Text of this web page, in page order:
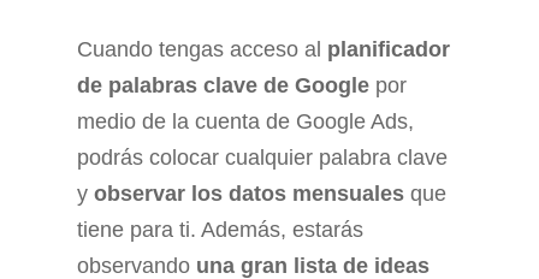
Cuando tengas acceso al planificador
de palabras clave de Google por
medio de la cuenta de Google Ads,
podrás colocar cualquier palabra clave
y observar los datos mensuales que
tiene para ti. Además, estarás
observando una gran lista de ideas